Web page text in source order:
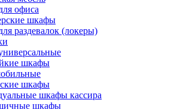
офиса
шкафы
раздевалок (локеры)
шкафы
шкафы
шкафы кассира
шкафы